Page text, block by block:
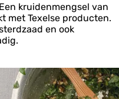
kruidenmengsel van
met Texelse producten.
en ook